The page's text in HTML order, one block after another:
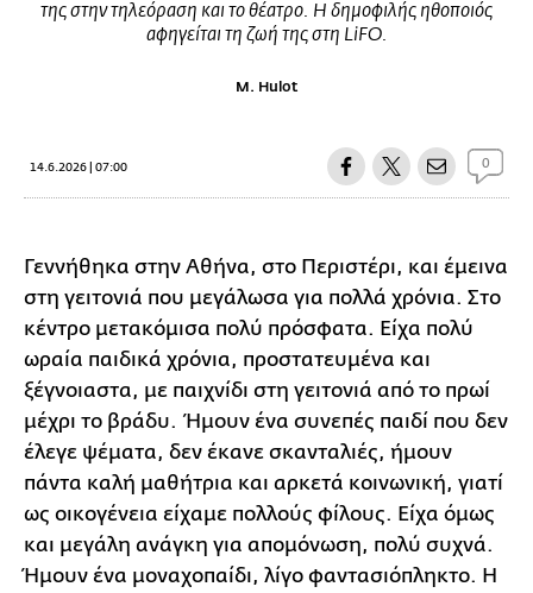
της στην τηλεόραση και το θέατρο. Η δημοφιλής ηθοποιός
αφηγείται τη ζωή της στη LiFO.
M. Hulot
14.6.2026 | 07:00 0
Γεννήθηκα στην Αθήνα, στο Περιστέρι, και έμεινα
στη γειτονιά που μεγάλωσα για πολλά χρόνια. Στο
κέντρο μετακόμισα πολύ πρόσφατα. Είχα πολύ
ωραία παιδικά χρόνια, προστατευμένα και
ξέγνοιαστα, με παιχνίδι στη γειτονιά από το πρωί
μέχρι το βράδυ. Ήμουν ένα συνεπές παιδί που δεν
έλεγε ψέματα, δεν έκανε σκανταλιές, ήμουν
πάντα καλή μαθήτρια και αρκετά κοινωνική, γιατί
ως οικογένεια είχαμε πολλούς φίλους. Είχα όμως
και μεγάλη ανάγκη για απομόνωση, πολύ συχνά.
Ήμουν ένα μοναχοπαίδι, λίγο φαντασιόπληκτο. Η